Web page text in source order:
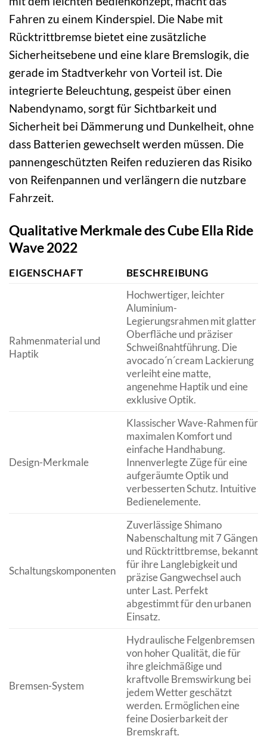
Fahren zu einem Kinderspiel. Die Nabe mit
Rücktrittbremse bietet eine zusätzliche
Sicherheitsebene und eine klare Bremslogik, die
gerade im Stadtverkehr von Vorteil ist. Die
integrierte Beleuchtung, gespeist über einen
Nabendynamo, sorgt für Sichtbarkeit und
Sicherheit bei Dämmerung und Dunkelheit, ohne
dass Batterien gewechselt werden müssen. Die
pannengeschützten Reifen reduzieren das Risiko
von Reifenpannen und verlängern die nutzbare
Fahrzeit.
Qualitative Merkmale des Cube Ella Ride
Wave 2022
EIGENSCHAFT BESCHREIBUNG
Rahmenmaterial und
Haptik
Hochwertiger, leichter
Aluminium-
Legierungsrahmen mit glatter
Oberfläche und präziser
Schweißnahtführung. Die
avocado´n´cream Lackierung
verleiht eine matte,
angenehme Haptik und eine
exklusive Optik.
Design-Merkmale
Klassischer Wave-Rahmen für
maximalen Komfort und
einfache Handhabung.
Innenverlegte Züge für eine
aufgeräumte Optik und
verbesserten Schutz. Intuitive
Bedienelemente.
Schaltungskomponenten
Zuverlässige Shimano
Nabenschaltung mit 7 Gängen
und Rücktrittbremse, bekannt
für ihre Langlebigkeit und
präzise Gangwechsel auch
unter Last. Perfekt
abgestimmt für den urbanen
Einsatz.
Bremsen-System
Hydraulische Felgenbremsen
von hoher Qualität, die für
ihre gleichmäßige und
kraftvolle Bremswirkung bei
jedem Wetter geschätzt
werden. Ermöglichen eine
feine Dosierbarkeit der
Bremskraft.